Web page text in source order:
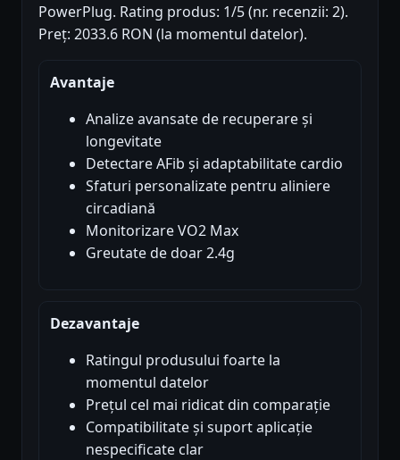
PowerPlug. Rating produs: 1/5 (nr. recenzii: 2).
Preț: 2033.6 RON (la momentul datelor).
Avantaje
Analize avansate de recuperare și
longevitate
Detectare AFib și adaptabilitate cardio
Sfaturi personalizate pentru aliniere
circadiană
Monitorizare VO2 Max
Greutate de doar 2.4g
Dezavantaje
Ratingul produsului foarte la
momentul datelor
Prețul cel mai ridicat din comparație
Compatibilitate și suport aplicație
nespecificate clar